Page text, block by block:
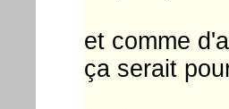
et comme
ça serait